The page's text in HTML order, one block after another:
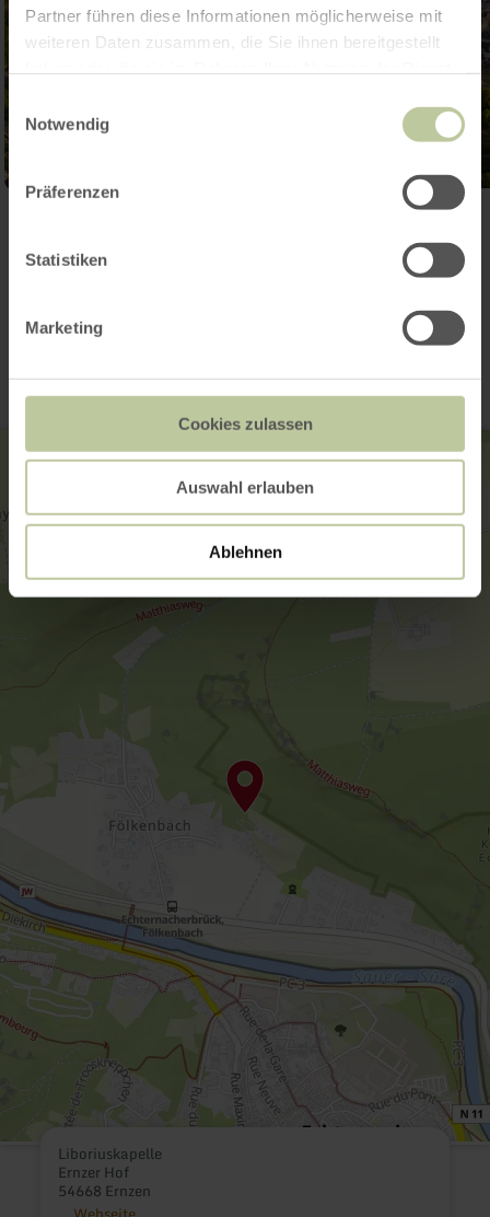
Partner führen diese Informationen möglicherweise mit
weiteren Daten zusammen, die Sie ihnen bereitgestellt
Notwendig
Präferenzen
Statistiken
Marketing
Cookies zulassen
Auswahl erlauben
Ablehnen
Kontakt
Liboriuskapelle
Ernzer Hof
54668 Ernzen